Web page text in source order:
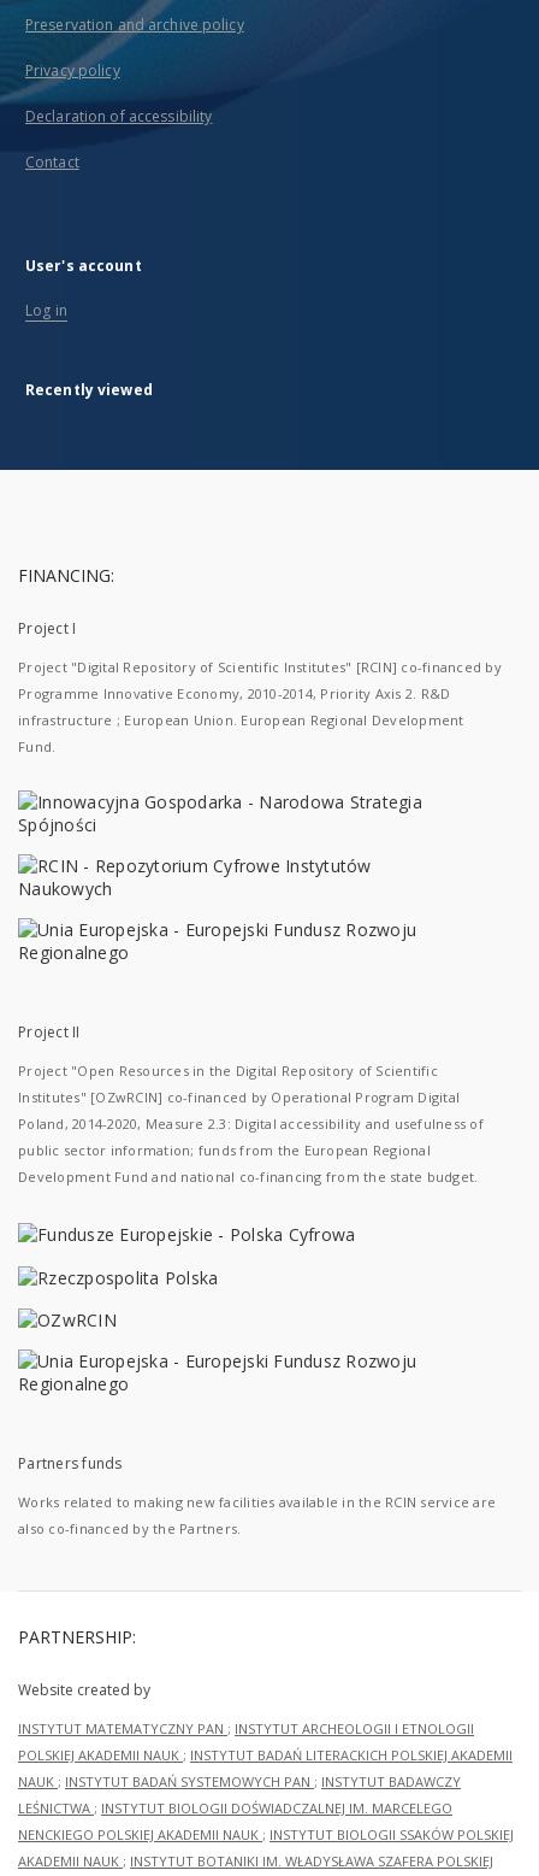
Preservation and archive policy
Privacy policy
Declaration of accessibility
Contact
User's account
Log in
Recently viewed
FINANCING:
Project I
Project "Digital Repository of Scientific Institutes" [RCIN] co-financed by
Programme Innovative Economy, 2010-2014, Priority Axis 2. R&D
infrastructure ; European Union. European Regional Development
Fund.
Project II
Project "Open Resources in the Digital Repository of Scientific
Institutes" [OZwRCIN] co-financed by Operational Program Digital
Poland, 2014-2020, Measure 2.3: Digital accessibility and usefulness of
public sector information; funds from the European Regional
Development Fund and national co-financing from the state budget.
Partners funds
Works related to making new facilities available in the RCIN service are
also co-financed by the Partners.
PARTNERSHIP:
Website created by
INSTYTUT MATEMATYCZNY PAN ; INSTYTUT ARCHEOLOGII I ETNOLOGII
POLSKIEJ AKADEMII NAUK ; INSTYTUT BADAŃ LITERACKICH POLSKIEJ AKADEMII
NAUK ; INSTYTUT BADAŃ SYSTEMOWYCH PAN ; INSTYTUT BADAWCZY
LEŚNICTWA ; INSTYTUT BIOLOGII DOŚWIADCZALNEJ IM. MARCELEGO
NENCKIEGO POLSKIEJ AKADEMII NAUK ; INSTYTUT BIOLOGII SSAKÓW POLSKIEJ
AKADEMII NAUK ; INSTYTUT BOTANIKI IM. WŁADYSŁAWA SZAFERA POLSKIEJ